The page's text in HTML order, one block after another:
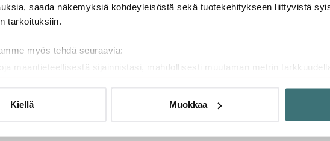
saada näkemyksiä kohdeyleisöstä sekä tuotekehitykseen liittyvistä
tarkoituksiin.
myös tehdä seuraavia:
maantieteellisestä sijainnistasi, mahdollisesti muutaman metrin tarkkuudella
Kiellä Muokkaa